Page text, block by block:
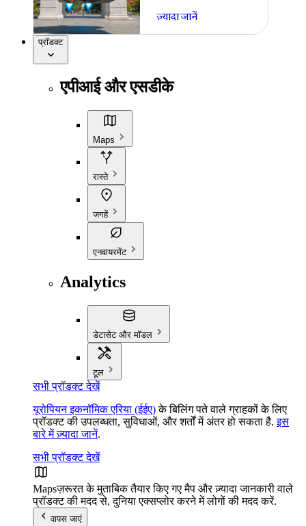
ज़्यादा जानें
प्रॉडक्ट
एपीआई और एसडीके
Maps
रास्ते
जगहें
एनवायरमेंट
Analytics
डेटासेट और मॉडल
टूल
सभी प्रॉडक्ट देखें
यूरोपियन इकनॉमिक एरिया (ईईए)के बिलिंग पते वाले ग्राहकों के लिए
प्रॉडक्ट की उपलब्धता, सुविधाओं, और शर्तों में अंतर हो सकता है.इस
बारे में ज़्यादा जानें.
सभी प्रॉडक्ट देखें
Mapsज़रूरत के मुताबिक तैयार किए गए मैप और ज़्यादा जानकारी वाले
प्रॉडक्ट की मदद से, दुनिया एक्सप्लोर करने में लोगों की मदद करें.
वापस जाएं